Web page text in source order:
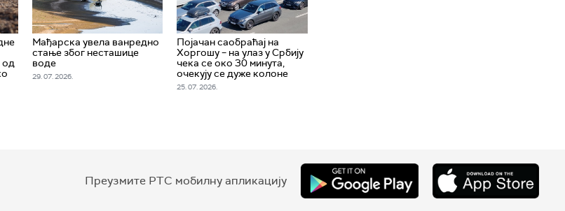
од
Мађарска увела ванредно
стање због несташице
воде
29. 07. 2026.
Појачан саобраћај на
Хоргошу – на улаз у Србију
чека се око 30 минута,
очекују се дуже колоне
25. 07. 2026.
Преузмите РТС мобилну апликацију